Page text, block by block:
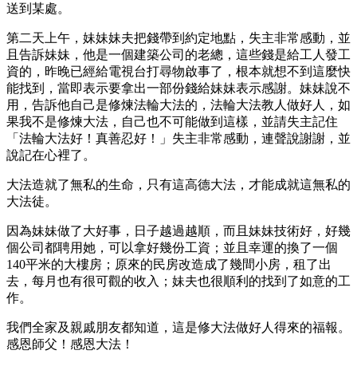
送到某處。
第二天上午，妹妹妹夫把錢帶到約定地點，失主非常感動，並
且告訴妹妹，他是一個建築公司的老總，這些錢是給工人發工
資的，昨晚已經給電視台打尋物啟事了，根本就想不到這麼快
能找到，當即表示要拿出一部份錢給妹妹表示感謝。妹妹說不
用，告訴他自己是修煉法輪大法的，法輪大法教人做好人，如
果我不是修煉大法，自己也不可能做到這樣，並請失主記住
「法輪大法好！真善忍好！」失主非常感動，連聲說謝謝，並
說記在心裡了。
大法造就了無私的生命，只有這高德大法，才能成就這無私的
大法徒。
因為妹妹做了大好事，日子越過越順，而且妹妹技術好，好幾
個公司都聘用她，可以拿好幾份工資；並且幸運的換了一個
140平米的大樓房；原來的民房改造成了幾間小房，租了出
去，每月也有很可觀的收入；妹夫也很順利的找到了如意的工
作。
我們全家及親戚朋友都知道，這是修大法做好人得來的福報。
感恩師父！感恩大法！